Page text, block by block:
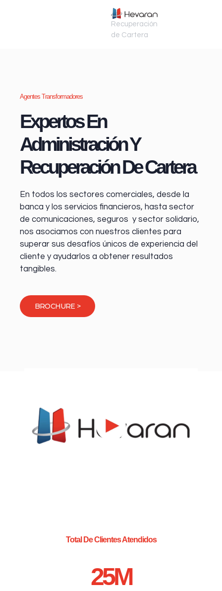
Recuperación
de Cartera
Agentes Transformadores
Expertos En
Administración Y
Recuperación De Cartera
En todos los sectores comerciales, desde la
banca y los servicios financieros, hasta sector
de comunicaciones, seguros y sector solidario,
nos asociamos con nuestros clientes para
superar sus desafíos únicos de experiencia del
cliente y ayudarlos a obtener resultados
tangibles.
BROCHURE >
Total De Clientes Atendidos
25M